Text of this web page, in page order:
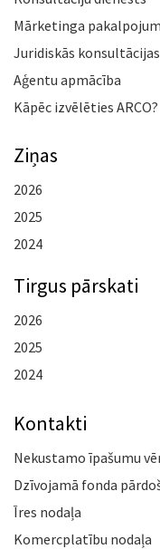
Mārketinga
Juridiskās konsultācijas
Aģentu apmācība
Kāpēc izvēlēties ARCO?
Ziņas
2026
2025
2024
Tirgus pārskati
2026
2025
2024
Kontakti
Nekustamo īpašumu
Dzīvojamā fonda
Īres nodaļa
Komercplatību nodaļa